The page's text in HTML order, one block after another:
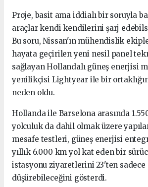
Proje, basit ama iddialı bir soruyla
araçlar kendi kendilerini şarj
Bu soru, Nissan'ın mühendislik
hayata geçirilen yeni nesil panel
sağlayan Hollandalı güneş enerjisi
yenilikçisi Lightyear ile bir
neden oldu.
Hollanda ile Barselona arasında
yolculuk da dahil olmak üzere
mesafe testleri, güneş enerjisi
yıllık 6.000 km yol kat eden bir
istasyonu ziyaretlerini 23'ten sadece
düşürebileceğini gösterdi.